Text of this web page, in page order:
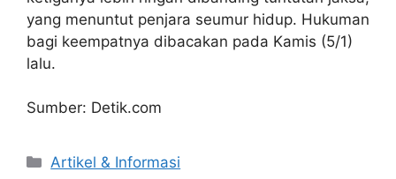
yang menuntut penjara seumur hidup. Hukuman
bagi keempatnya dibacakan pada Kamis (5/1)
lalu.
Sumber: Detik.com
Artikel & Informasi